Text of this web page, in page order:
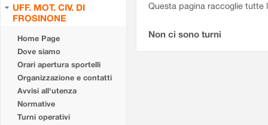
UFF. MOT. CIV. DI
FROSINONE
Home Page
Dove siamo
Orari apertura sportelli
Organizzazione e contatti
Avvisi all'utenza
Normative
Turni operativi
Questa pagina raccoglie tutte
Non ci sono turni